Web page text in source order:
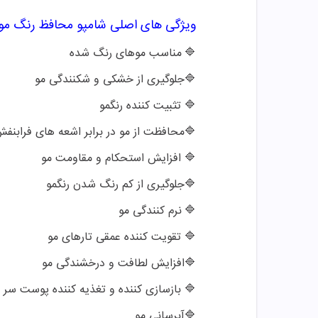
ویژگی های اصلی شامپو محافظ رنگ
🔷مناسب موهای رنگ شده
🔷جلوگیری از خشکی و شکنندگی مو
🔷 تثبیت کننده رنگمو
🔷محافظت از مو در برابر اشعه های
🔷 افزایش استحکام و مقاومت مو
🔷جلوگیری از کم رنگ شدن رنگمو
🔷نرم کنندگی مو
🔷 تقویت کننده عمقی تارهای مو
🔷افزایش لطافت و درخشندگی مو
🔷 بازسازی کننده و تغذیه کننده پوست سر